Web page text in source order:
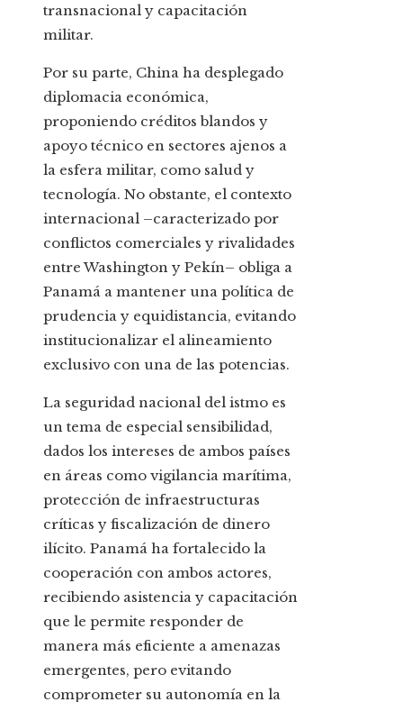
transnacional y capacitación
militar.
Por su parte, China ha desplegado
diplomacia económica,
proponiendo créditos blandos y
apoyo técnico en sectores ajenos a
la esfera militar, como salud y
tecnología. No obstante, el contexto
internacional –caracterizado por
conflictos comerciales y rivalidades
entre Washington y Pekín– obliga a
Panamá a mantener una política de
prudencia y equidistancia, evitando
institucionalizar el alineamiento
exclusivo con una de las potencias.
La seguridad nacional del istmo es
un tema de especial sensibilidad,
dados los intereses de ambos países
en áreas como vigilancia marítima,
protección de infraestructuras
críticas y fiscalización de dinero
ilícito. Panamá ha fortalecido la
cooperación con ambos actores,
recibiendo asistencia y capacitación
que le permite responder de
manera más eficiente a amenazas
emergentes, pero evitando
comprometer su autonomía en la